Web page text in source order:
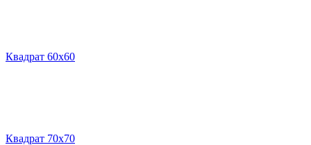
Квадрат 60х60
Квадрат 70х70